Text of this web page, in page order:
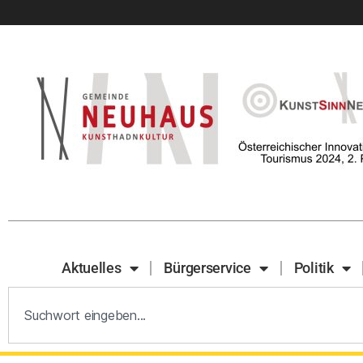
Aktuelles Bürgerservice Politik